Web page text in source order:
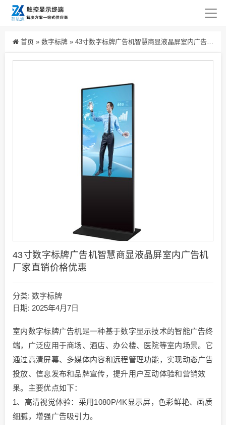
首页 » 数字标牌 » 43寸数字标牌广告机智慧商显液晶屏室内广告机厂家直销价格优惠
43寸数字标牌广告机智慧商显液晶屏室内广告机
厂家直销价格优惠
分类: 数字标牌
日期: 2025年4月7日
室内数字标牌广告机是一种基于数字显示技术的智能广告终
端，广泛应用于商场、酒店、办公楼、医院等室内场景。它
通过高清屏幕、多媒体内容和远程管理功能，实现动态广告
投放、信息发布和品牌宣传，提升用户互动体验和营销效
果。主要优点如下：
1、​​高清视觉体验​​：采用1080P/4K显示屏，色彩鲜艳、画质
细腻，增强广告吸引力。